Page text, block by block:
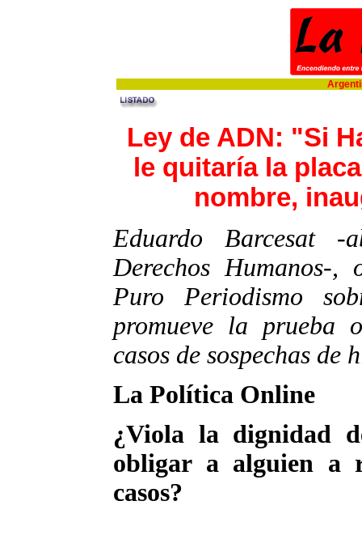
Ley de ADN: "Si
le quitaría la
nombre,
Eduardo Barcesat -
Derechos Humanos-
Puro Periodismo
promueve la prueba
casos de sospechas de
La Política Online
¿Viola la dignidad
obligar a alguien a
casos?